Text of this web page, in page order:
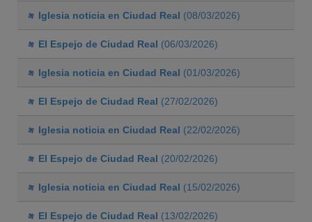
Iglesia noticia en Ciudad Real (08/03/2026)
El Espejo de Ciudad Real (06/03/2026)
Iglesia noticia en Ciudad Real (01/03/2026)
El Espejo de Ciudad Real (27/02/2026)
Iglesia noticia en Ciudad Real (22/02/2026)
El Espejo de Ciudad Real (20/02/2026)
Iglesia noticia en Ciudad Real (15/02/2026)
El Espejo de Ciudad Real (13/02/2026)